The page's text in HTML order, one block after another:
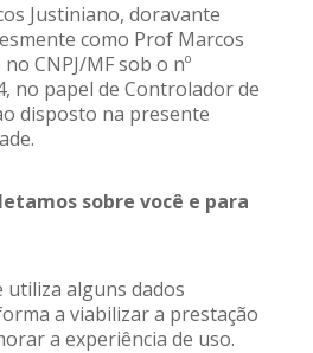
Justiniano, doravante
como Prof Marcos
CNPJ/MF sob o nº
no papel de Controlador de
disposto na presente
sobre você e para
utiliza alguns dados
a viabilizar a prestação
a experiência de uso.